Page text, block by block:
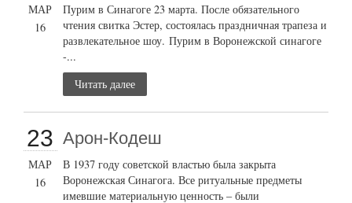
МАР
16
Пурим в Синагоге 23 марта. После обязательного
чтения свитка Эстер, состоялась праздничная трапеза и
развлекательное шоу. Пурим в Воронежской синагоге
-...
Читать далее
23
МАР
16
Арон-Кодеш
В 1937 году советской властью была закрыта
Воронежская Синагога. Все ритуальные предметы
имевшие материальную ценность – были